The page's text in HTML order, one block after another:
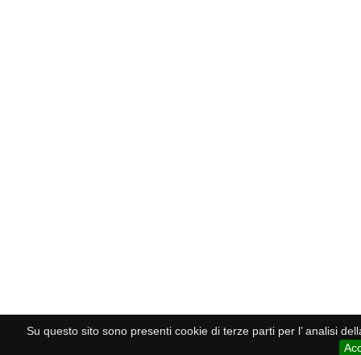
Su questo sito sono presenti cookie di terze parti per l’ analisi